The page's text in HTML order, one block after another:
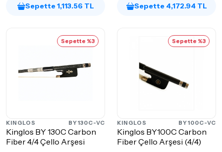
Sepette 1,113.56 TL Sepette 4,172.94 TL
Sepette %3
KINGLOS BY130C-VC
Kinglos BY 130C Carbon
Fiber 4/4 Çello Arşesi
Sepette %3
KINGLOS BY100C-VC
Kinglos BY100C Carbon
Fiber Çello Arşesi (4/4)